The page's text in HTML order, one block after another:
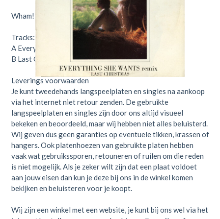
Wham! ‎– Everything She Wants (Remix).
Tracks:
A Everything She Wants (Remix)
B Last Christmas 4:45
Leverings voorwaarden
Je kunt tweedehands langspeelplaten en singles na aankoop
via het internet niet retour zenden. De gebruikte
langspeelplaten en singles zijn door ons altijd visueel
bekeken en beoordeeld, maar wij hebben niet alles beluisterd.
Wij geven dus geen garanties op eventuele tikken, krassen of
hangers. Ook platenhoezen van gebruikte platen hebben
vaak wat gebruikssporen, retouneren of ruilen om die reden
is niet mogelijk. Als je zeker wilt zijn dat een plaat voldoet
aan jouw eisen dan kun je deze bij ons in de winkel komen
bekijken en beluisteren voor je koopt.
Wij zijn een winkel met een website, je kunt bij ons wel via het